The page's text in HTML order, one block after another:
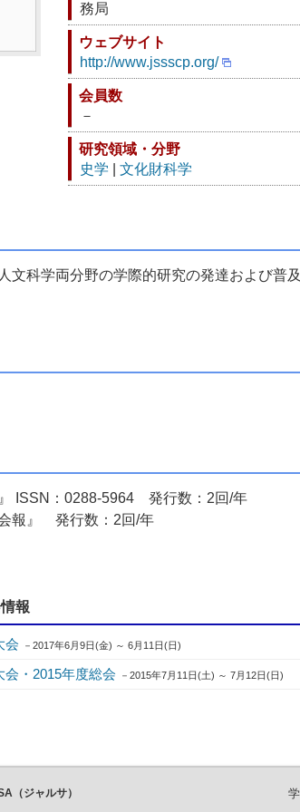
務局
ウェブサイト
http://www.jssscp.org/
会員数
－
研究領域・分野
史学
文化財科学
文科学両分野の学際的研究の発達および普
ISSN：0288-5964 発行数：2回/年
報』 発行数：2回/年
報
会 －2017年6月9日(金) ～ 6月11日(日)
会・2015年度総会 －2015年7月11日(土) ～ 7月12日(日)
（ジャルサ）